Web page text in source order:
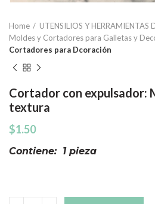
Home
UTENSILIOS Y HERRAMIENTAS
Moldes y Cortadores para Galletas y
Cortadores para Dcoración
Cortador con expulsador:
textura
$1.50
Contiene: 1 pieza